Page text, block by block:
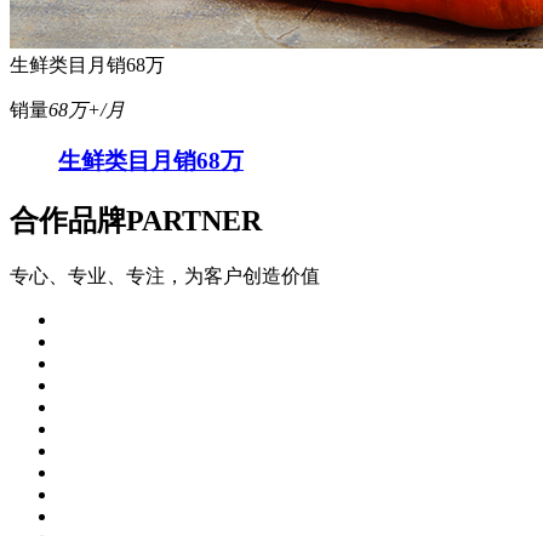
生鲜类目月销68万
销量68万+/月
生鲜类目月销68万
合作品牌PARTNER
专心、专业、专注，为客户创造价值